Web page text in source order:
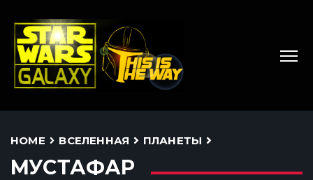
HOME ВСЕЛЕННАЯ ПЛАНЕТЫ
МУСТАФАР